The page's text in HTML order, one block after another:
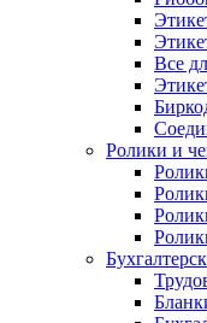
Все
Ролики и